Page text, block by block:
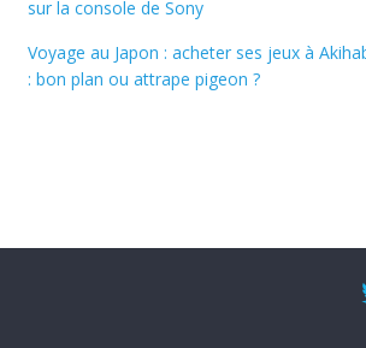
sur la console de Sony
Voyage au Japon : acheter ses jeux à
: bon plan ou attrape pigeon ?